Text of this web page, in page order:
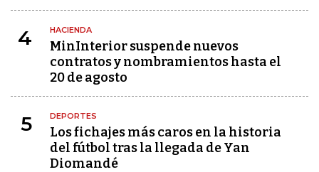
4 HACIENDA
MinInterior suspende nuevos
contratos y nombramientos hasta el
20 de agosto
5 DEPORTES
Los fichajes más caros en la historia
del fútbol tras la llegada de Yan
Diomandé